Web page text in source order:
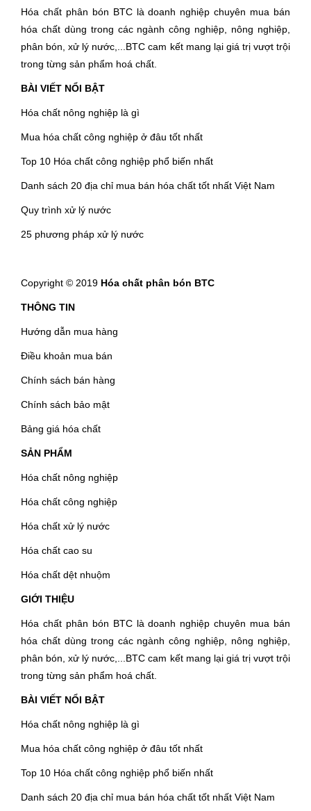
Hóa chất phân bón BTC là doanh nghiệp chuyên mua bán
hóa chất dùng trong các ngành công nghiệp, nông nghiệp,
phân bón, xử lý nước,...BTC cam kết mang lại giá trị vượt trội
trong từng sản phẩm hoá chất.
BÀI VIẾT NỔI BẬT
Hóa chất nông nghiệp là gì
Mua hóa chất công nghiệp ở đâu tốt nhất
Top 10 Hóa chất công nghiệp phổ biến nhất
Danh sách 20 địa chỉ mua bán hóa chất tốt nhất Việt Nam
Quy trình xử lý nước
25 phương pháp xử lý nước
Copyright © 2019 Hóa chất phân bón BTC
THÔNG TIN
Hướng dẫn mua hàng
Điều khoản mua bán
Chính sách bán hàng
Chính sách bảo mật
Bảng giá hóa chất
SẢN PHẨM
Hóa chất nông nghiệp
Hóa chất công nghiệp
Hóa chất xử lý nước
Hóa chất cao su
Hóa chất dệt nhuộm
GIỚI THIỆU
Hóa chất phân bón BTC là doanh nghiệp chuyên mua bán
hóa chất dùng trong các ngành công nghiệp, nông nghiệp,
phân bón, xử lý nước,...BTC cam kết mang lại giá trị vượt trội
trong từng sản phẩm hoá chất.
BÀI VIẾT NỔI BẬT
Hóa chất nông nghiệp là gì
Mua hóa chất công nghiệp ở đâu tốt nhất
Top 10 Hóa chất công nghiệp phổ biến nhất
Danh sách 20 địa chỉ mua bán hóa chất tốt nhất Việt Nam